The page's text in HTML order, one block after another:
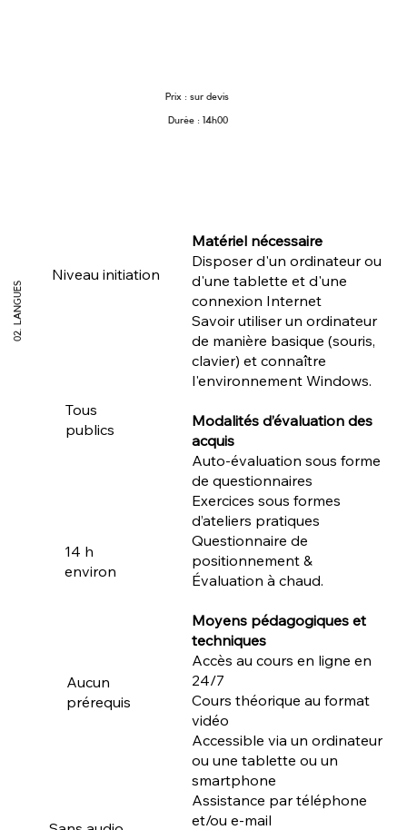
02. LANGUES
Tous
publics
Aucun
prérequis
14 h
environ
Niveau initiation
Prix :sur devis
Durée : 14h00
Matériel nécessaire
Disposer d'un ordinateur ou
d'une tablette et d'une
connexion Internet
Savoir utiliser un ordinateur
de manière basique (souris,
clavier) et connaître
l'environnement Windows.
Modalités d’évaluation des
acquis
Auto-évaluation sous forme
de questionnaires
Exercices sous formes
d’ateliers pratiques
Questionnaire de
positionnement &
Évaluation à chaud.
Moyens pédagogiques et
techniques
Accès au cours en ligne en
24/7
Cours théorique au format
vidéo
Accessible via un ordinateur
ou une tablette ou un
smartphone
Assistance par téléphone
et/ou e-mail